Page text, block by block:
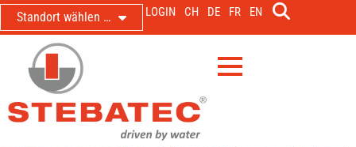
Standort wählen … LOGIN CH DE FR EN